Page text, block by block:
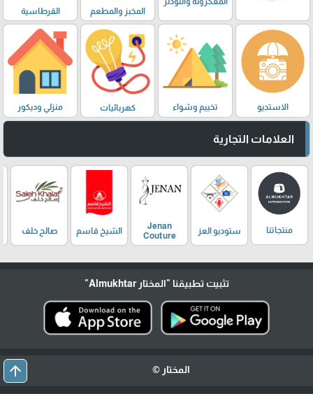
المخبز والمطعم
القرطاسية
الاستديو تخييم وشواء كهربائيات منزلي وديكور
العلامات التجارية
منتجاتنا ستوديو العز
Jenan
Couture
الشيخ قاسم صالح خلف
تثبيت تطبيقنا "المختار Almukhtar"
المختار © arrow_upward